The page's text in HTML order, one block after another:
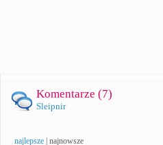
Komentarze (7)
Sleipnir
najlepsze najnowsze